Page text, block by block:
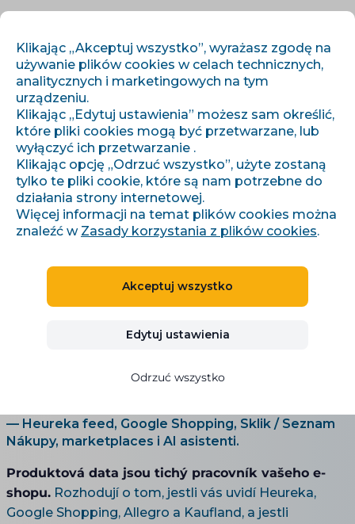
Strona główna›Tematy ›
Produktové feedy a napojení e-shopu (Heureka, Google,
marketplaces)
Produktové feedy a napojení e-
marketplaces)
— Heureka feed, Google Shopping, Sklik / Seznam
Nákupy, marketplaces i AI asistenti.
Produktová data jsou tichý pracovník vašeho e-
shopu. Rozhodují o tom, jestli vás uvidí Heureka,
Google Shopping, Allegro a Kaufland, a jestli
Klikając „Akceptuj wszystko”, wyrażasz zgodę na
używanie plików cookies w celach technicznych,
analitycznych i marketingowych na tym
urządzeniu.
Klikając „Edytuj ustawienia” możesz sam określić,
które pliki cookies mogą być przetwarzane, lub
wyłączyć ich przetwarzanie .
Klikając opcję „Odrzuć wszystko”, użyte zostaną
tylko te pliki cookie, które są nam potrzebne do
działania strony internetowej.
Więcej informacji na temat plików cookies można
znaleźć w Zasady korzystania z plików cookies.
Akceptuj wszystko
Edytuj ustawienia
Odrzuć wszystko